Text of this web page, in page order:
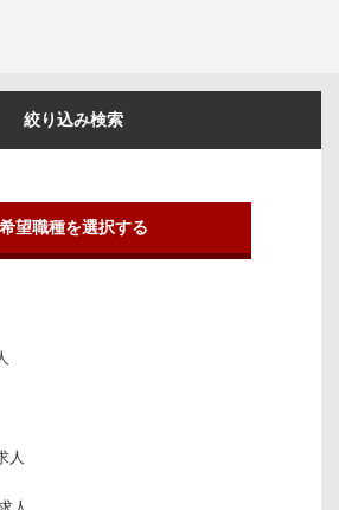
絞り込み検索
希望職種を選択する
人